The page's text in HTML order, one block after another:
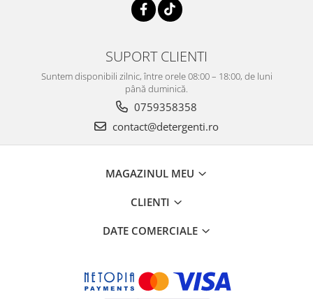
SUPORT CLIENTI
Suntem disponibili zilnic, între orele 08:00 – 18:00, de luni
până duminică.
0759358358
contact@detergenti.ro
MAGAZINUL MEU
CLIENTI
DATE COMERCIALE